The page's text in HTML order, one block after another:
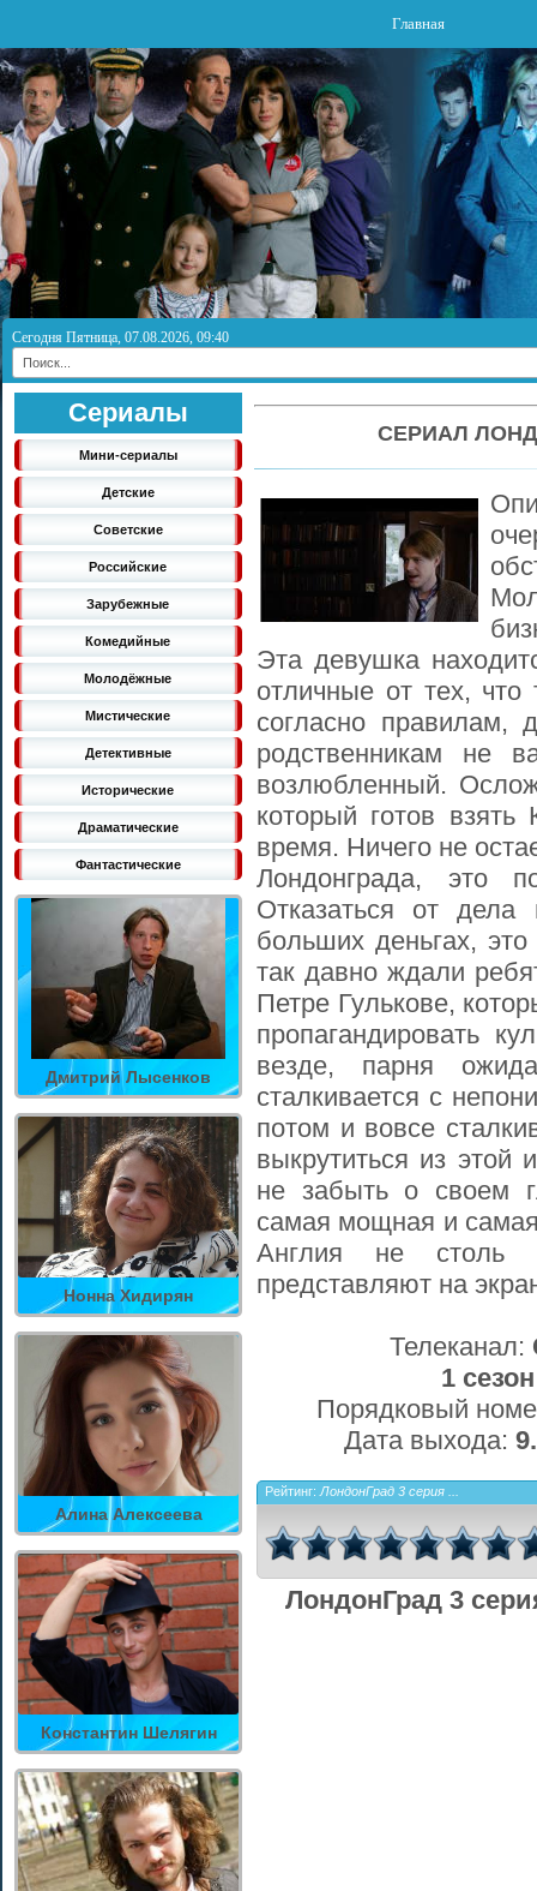
Главная
Сегодня Пятница, 07.08.2026, 09:40
Сериалы
Мини-сериалы
Детские
Советские
Российские
Зарубежные
Комедийные
Молодёжные
Мистические
Детективные
Исторические
Драматические
Фантастические
Дмитрий Лысенков
Нонна Хидирян
Алина Алексеева
Константин Шелягин
СЕРИАЛ
Эта девушка
отличные от тех, что
согласно
родственникам не
возлюбленный.
который готов
время. Ничего не
Лондонграда, это
Отказаться от
больших деньгах, это
так давно ждали
Петре Гулькове,
пропагандировать
везде, парня
сталкивается с
потом и вовсе
выкрутиться из этой
не забыть о своем
самая мощная и
Англия не столь
представляют на
Телеканал:
1 сезон
Порядковый
Дата выхода:
Рейтинг: ЛондонГрад 3 серия ...
ЛондонГрад 3